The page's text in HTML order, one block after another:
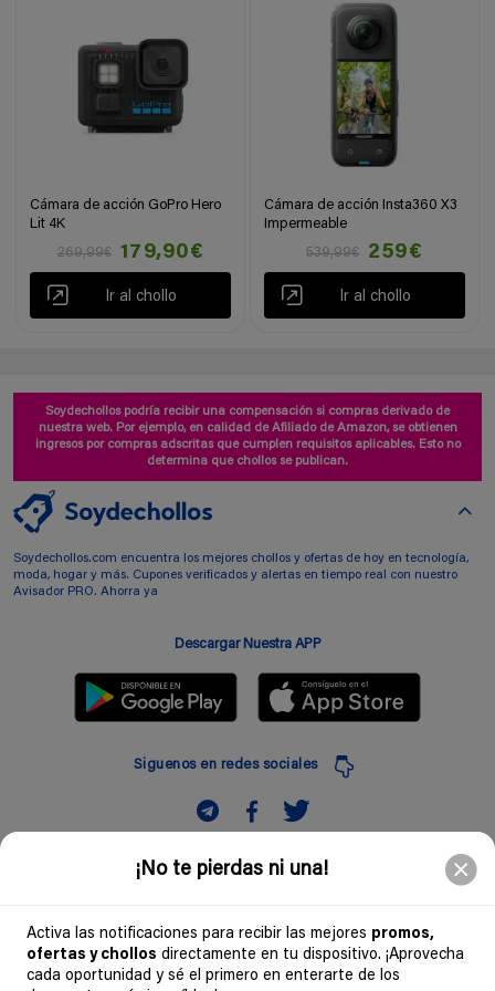
¡No te pierdas ni una!
Activa las notificaciones para recibir las mejores promos,
ofertas y chollos directamente en tu dispositivo. ¡Aprovecha
cada oportunidad y sé el primero en enterarte de los
Cámara de acción GoPro Hero
Lit 4K
269,99€
179,90€
Ir al chollo
Cámara de acción Insta360 X3
Impermeable
539,99€
259€
Ir al chollo
Soydechollos podría recibir una compensación si compras derivado de
nuestra web. Por ejemplo, en calidad de Afiliado de Amazon, se obtienen
ingresos por compras adscritas que cumplen requisitos aplicables. Esto no
determina que chollos se publican.
Soydechollos.com encuentra los mejores chollos y ofertas de hoy en tecnología,
moda, hogar y más. Cupones verificados y alertas en tiempo real con nuestro
Avisador PRO. Ahorra ya
Descargar Nuestra APP
Siguenos en redes sociales
Suscribir